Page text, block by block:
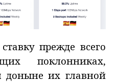
прежде всего
поклонниках,
доныне их главной